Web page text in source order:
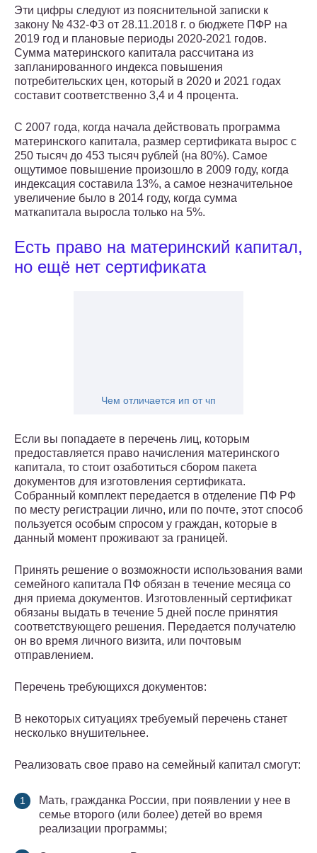
Эти цифры следуют из пояснительной записки к
закону № 432-ФЗ от 28.11.2018 г. о бюджете ПФР на
2019 год и плановые периоды 2020-2021 годов.
Сумма материнского капитала рассчитана из
запланированного индекса повышения
потребительских цен, который в 2020 и 2021 годах
составит соответственно 3,4 и 4 процента.
С 2007 года, когда начала действовать программа
материнского капитала, размер сертификата вырос с
250 тысяч до 453 тысяч рублей (на 80%). Самое
ощутимое повышение произошло в 2009 году, когда
индексация составила 13%, а самое незначительное
увеличение было в 2014 году, когда сумма
маткапитала выросла только на 5%.
Есть право на материнский капитал,
но ещё нет сертификата
Чем отличается ип от чп
Если вы попадаете в перечень лиц, которым
предоставляется право начисления материнского
капитала, то стоит озаботиться сбором пакета
документов для изготовления сертификата.
Собранный комплект передается в отделение ПФ РФ
по месту регистрации лично, или по почте, этот способ
пользуется особым спросом у граждан, которые в
данный момент проживают за границей.
Принять решение о возможности использования вами
семейного капитала ПФ обязан в течение месяца со
дня приема документов. Изготовленный сертификат
обязаны выдать в течение 5 дней после принятия
соответствующего решения. Передается получателю
он во время личного визита, или почтовым
отправлением.
Перечень требующихся документов:
В некоторых ситуациях требуемый перечень станет
несколько внушительнее.
Реализовать свое право на семейный капитал смогут:
Мать, гражданка России, при появлении у нее в
семье второго (или более) детей во время
реализации программы;